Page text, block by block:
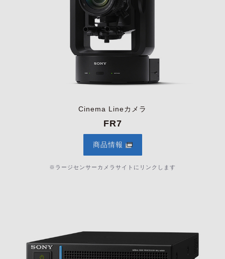
Cinema Lineカメラ
FR7
商品情報
※ラージセンサーカメラサイトにリンクします